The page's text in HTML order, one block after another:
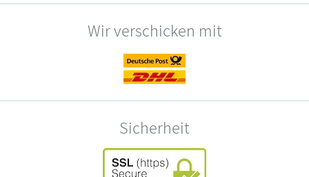
Wir verschicken mit
Sicherheit